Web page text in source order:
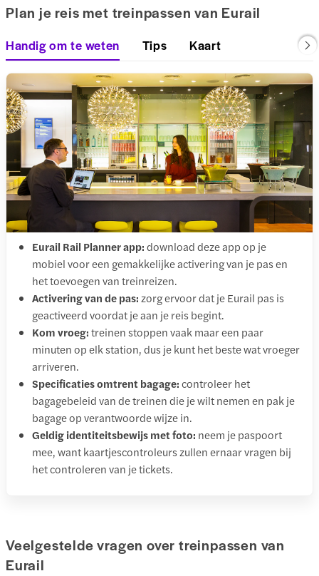
Plan je reis met treinpassen van Eurail
Handig om te weten Tips Kaart
Eurail Rail Planner app:download deze app op je
mobiel voor een gemakkelijke activering van je pas en
het toevoegen van treinreizen.
Activering van de pas: zorg ervoor dat je Eurail pas is
geactiveerd voordat je aan je reis begint.
Kom vroeg:treinen stoppen vaak maar een paar
minuten op elk station, dus je kunt het beste wat vroeger
arriveren.
Specificaties omtrent bagage:controleer het
bagagebeleid van de treinen die je wilt nemen en pak je
bagage op verantwoorde wijze in.
Geldig identiteitsbewijs met foto: neem je paspoort
mee, want kaartjescontroleurs zullen ernaar vragen bij
het controleren van je tickets.
Veelgestelde vragen over treinpassen van
Eurail